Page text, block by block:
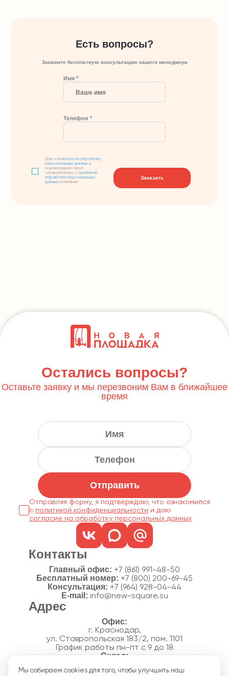
Есть вопросы?
Закажите бесплатную консультацию нашего менеджера
Имя *
Телефон *
Даюсогласие на обработку
персональных данных и
подтверждаю свое
ознакомление сполитикой
обработки персональных
данных компании
Заказать
Остались вопросы?
Оставьте заявку и мы перезвоним Вам в ближайшее
время
Отправить
Отправляя форму, я подтверждаю, что ознакомился
с политикой конфиденциальности
согласие на обработку персональных данных
Контакты
Главный офис: +7 (861) 991-48-50
Бесплатный номер: +7 (800) 200-69-45
Консультация: +7 (964) 928-04-44
E-mail: info@new-square.su
Адрес
г. Краснодар,
ул. Ставропольская 183/2, пом. 1101
График работы пн-пт с 9 до 18
п. Новознаменский, ул.Производственная, 15
Мы собираем cookies для того, чтобы улучшить наш